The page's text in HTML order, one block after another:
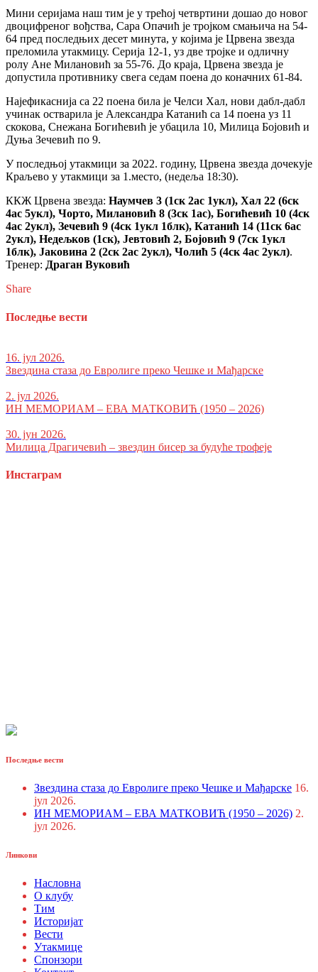
Мини серијама наш тим је у трећој четвртини дошао до новог
двоцифреног вођства, Сара Опачић је тројком смањича на 54-
64 пред последњих десет минута, у којима је Црвена звезда
преломила утакмицу. Серија 12-1, уз две тројке и одличну
ролу Ане Милановић за 55-76. До краја, Црвена звезда је
допустила противнику свега седам поена до коначних 61-84.
Најефикаснија са 22 поена била је Челси Хал, нови дабл-дабл
учинак остварила је Александра Катанић са 14 поена уз 11
скокова, Снежана Богићевић је убацила 10, Милица Бојовић и
Дуња Зечевић по 9.
У последњој утакмици за 2022. годину, Црвена звезда дочекује
Краљево у утакмици за 1.место, (недеља 18:30).
ККЖ Црвена звезда: Наумчев 3 (1ск 2ас 1укл), Хал 22 (6ск
4ас 5укл), Чорто, Милановић 8 (3ск 1ас), Богићевић 10 (4ск
4ас 2укл), Зечевић 9 (4ск 1укл 1блк), Катанић 14 (11ск 6ас
2укл), Недељков (1ск), Јевтовић 2, Бојовић 9 (7ск 1укл
1блк), Јаковина 2 (2ск 2ас 2укл), Чолић 5 (4ск 4ас 2укл).
Тренер: Драган Вуковић
Share
Последње вести
16. јул 2026.
Звездина стаза до Евролиге преко Чешке и Мађарске
2. јул 2026.
ИН МЕМОРИАМ – ЕВА МАТКОВИЋ (1950 – 2026)
30. јун 2026.
Милица Драгичевић – звездин бисер за будуће трофеје
Инстаграм
Последње вести
Звездина стаза до Евролиге преко Чешке и Мађарске 16.
јул 2026.
ИН МЕМОРИАМ – ЕВА МАТКОВИЋ (1950 – 2026) 2.
јул 2026.
Линкови
Насловна
О клубу
Тим
Историјат
Вести
Утакмице
Спонзори